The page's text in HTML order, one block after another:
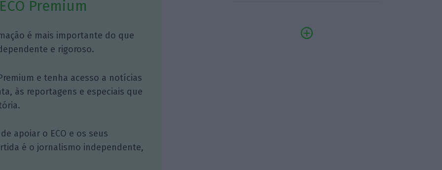
Premium
é mais importante do que
e rigoroso.
e tenha acesso a notícias
às reportagens e especiais que
apoiar o ECO e os seus
é o jornalismo independente,